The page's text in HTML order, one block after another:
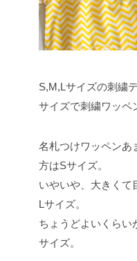
S,M,Lサイズの刺繍
サイズで刺繍ワッペ
名札つけワッペンあ
方はSサイズ。
いやいや、大きくて
Lサイズ。
ちょうどよいくらい
サイズ。